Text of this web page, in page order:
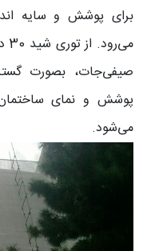
برای پوشش و سایه
صیفی‌جات، بصورت
پوشش و نمای
می‌شود.